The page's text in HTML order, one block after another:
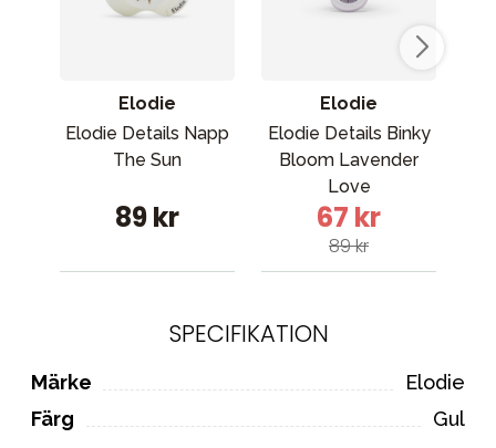
Elodie
Elodie Details Napp
The Sun
89 kr
Elodie
Elodie Details Binky
Bloom Lavender
Love
67 kr
89 kr
SPECIFIKATION
Märke
Elodie
Färg
Gul